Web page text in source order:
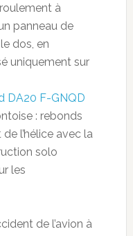
à
panneau de
dos, en
uniquement sur
DA20 F-GNQD
: rebonds
l’hélice avec la
solo
les
de l’avion à